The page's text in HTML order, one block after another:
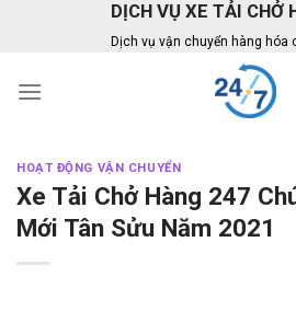
DỊCH VỤ XE TẢI CHỞ
Dịch vụ vận chuyển hàng hóa
HOẠT ĐỘNG VẬN CHUYỂN
Xe Tải Chở Hàng 247
Mới Tân Sửu Năm 2021